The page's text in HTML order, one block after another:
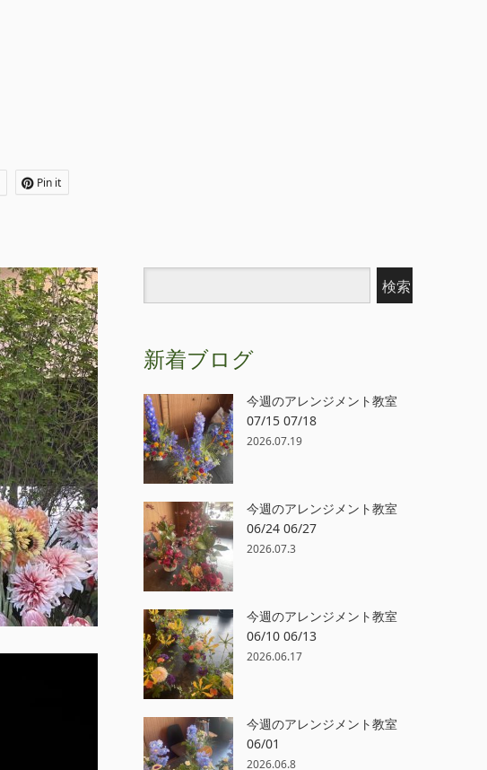
Pin it
新着ブログ
今週のアレンジメント教室
07/15 07/18
2026.07.19
今週のアレンジメント教室
06/24 06/27
2026.07.3
今週のアレンジメント教室
06/10 06/13
2026.06.17
今週のアレンジメント教室
06/01
2026.06.8